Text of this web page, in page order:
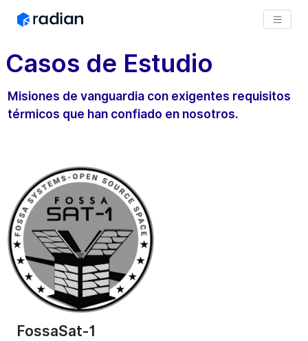
Casos de Estudio
Misiones de vanguardia con exigentes requisitos
térmicos que han confiado en nosotros.
FossaSat-1